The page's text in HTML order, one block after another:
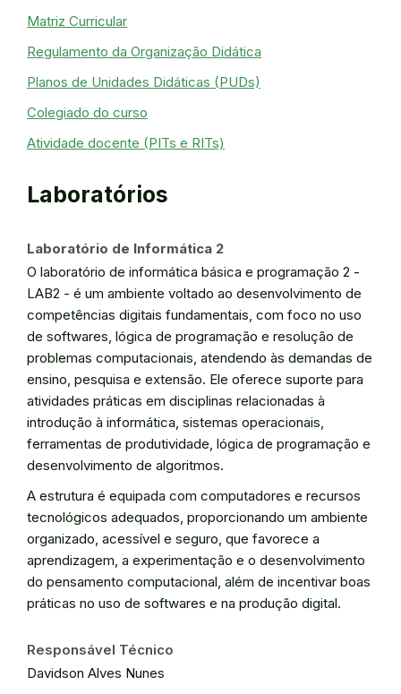
Matriz Curricular
Regulamento da Organização Didática
Planos de Unidades Didáticas (PUDs)
Colegiado do curso
Atividade docente (PITs e RITs)
Laboratórios
Laboratório de Informática 2
O laboratório de informática básica e programação 2 -
LAB2 - é um ambiente voltado ao desenvolvimento de
competências digitais fundamentais, com foco no uso
de softwares, lógica de programação e resolução de
problemas computacionais, atendendo às demandas de
ensino, pesquisa e extensão. Ele oferece suporte para
atividades práticas em disciplinas relacionadas à
introdução à informática, sistemas operacionais,
ferramentas de produtividade, lógica de programação e
desenvolvimento de algoritmos.
A estrutura é equipada com computadores e recursos
tecnológicos adequados, proporcionando um ambiente
organizado, acessível e seguro, que favorece a
aprendizagem, a experimentação e o desenvolvimento
do pensamento computacional, além de incentivar boas
práticas no uso de softwares e na produção digital.
Responsável Técnico
Davidson Alves Nunes